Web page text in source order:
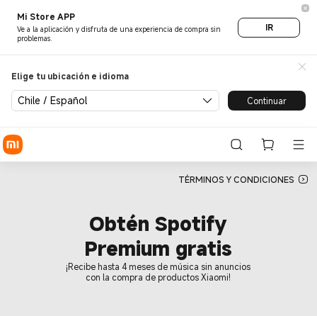
Mi Store APP
Ve a la aplicación y disfruta de una experiencia de compra sin
problemas.
IR
Elige tu ubicación e idioma
Chile / Español Continuar
¡Disfruta Spotify Premium
Obtén Spotify
Premium gratis
¡Recibe hasta 4 meses de música sin anuncios
con la compra de productos Xiaomi!
TÉRMINOS Y CONDICIONES